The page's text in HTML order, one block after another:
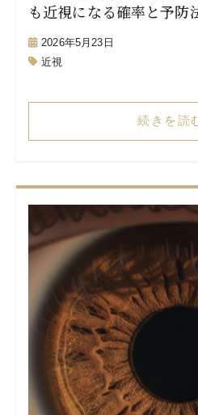
も近視になる確率と予防
2026年5月23日
近視
続きを読